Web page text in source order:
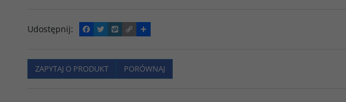
Udostępnij:
F
a
e
b
o
T
w
t
t
e
W
y
o
C
o
y
L
i
P
o
z
i
e
ZAPYTAJ O PRODUKT PORÓWNAJ